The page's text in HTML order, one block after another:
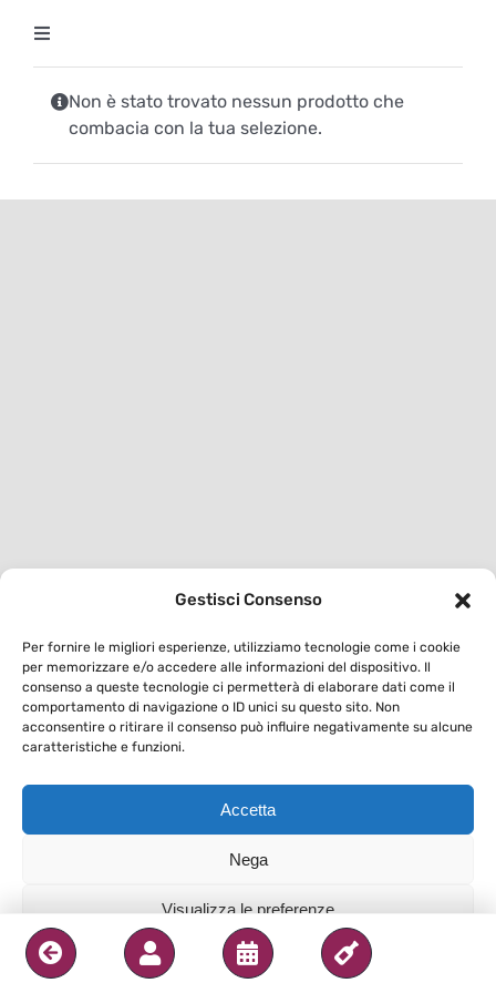
Gestisci Consenso
Per fornire le migliori esperienze, utilizziamo tecnologie come i cookie
per memorizzare e/o accedere alle informazioni del dispositivo. Il
consenso a queste tecnologie ci permetterà di elaborare dati come il
comportamento di navigazione o ID unici su questo sito. Non
acconsentire o ritirare il consenso può influire negativamente su alcune
caratteristiche e funzioni.
Accetta
Nega
Visualizza le preferenze
Privacy
Toggle
Navigation
Degustazioni
Storico Eventi
Non è stato trovato nessun prodotto che
combacia con la tua selezione.